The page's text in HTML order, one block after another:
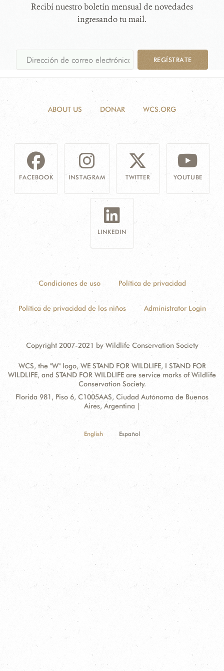
Recibí nuestro boletín mensual de novedades
ingresando tu mail.
REGÍSTRATE
ABOUT US DONAR WCS.ORG
FACEBOOK INSTAGRAM TWITTER YOUTUBE
LINKEDIN
Condiciones de uso Política de privacidad
Política de privacidad de los niños Administrator Login
Copyright 2007-2021 by Wildlife Conservation Society
WCS, the "W" logo, WE STAND FOR WILDLIFE, I STAND FOR
WILDLIFE, and STAND FOR WILDLIFE are service marks of Wildlife
Conservation Society.
Contact
Address:
Florida 981, Piso 6, C1005AAS, Ciudad Autónoma de Buenos
Aires, Argentina |
English Español